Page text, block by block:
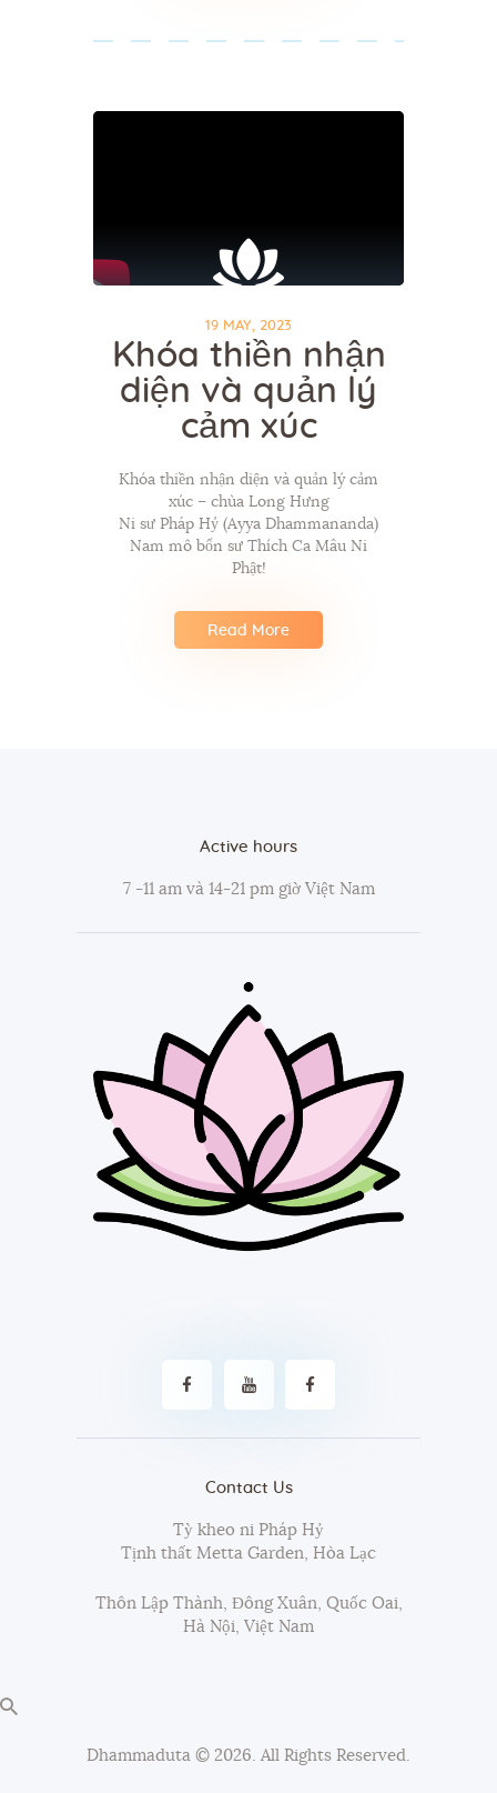
19 MAY, 2023
Khóa thiền nhận
diện và quản lý
cảm xúc
Khóa thiền nhận diện và quản lý cảm
xúc – chùa Long Hưng
Ni sư Pháp Hỷ (Ayya Dhammananda)
Nam mô bổn sư Thích Ca Mâu Ni
Phật!
Read More
Active hours
7 -11 am và 14-21 pm giờ Việt Nam
Contact Us
Tỳ kheo ni Pháp Hỷ
Tịnh thất Metta Garden, Hòa Lạc
Thôn Lập Thành, Đông Xuân, Quốc Oai,
Hà Nội, Việt Nam
Dhammaduta © 2026. All Rights Reserved.